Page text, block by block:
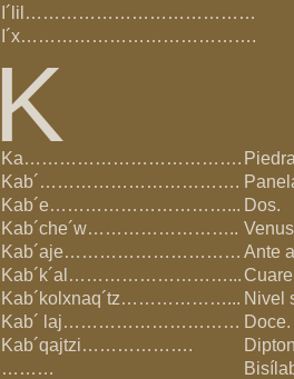
I´lil…………………………………
I´x………………………………….
K
Ka……………………………….
Kab´…………………………….
Kab´e…………………………...
Kab´che´w……………………..
Kab´aje…………………………
Kab´k´al………………………...
Kab´kolxnaq´tz………………...
Kab´ laj…………………………
Kab´qajtzi……………….
………
Dos.
Venus
Ante
Nivel
Doce.